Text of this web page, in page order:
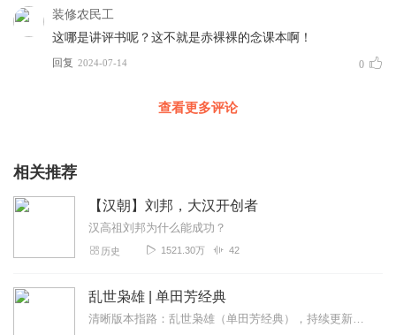
装修农民工
这哪是讲评书呢？这不就是赤裸裸的念课本啊！
回复 2024-07-14 0
查看更多评论
相关推荐
【汉朝】刘邦，大汉开创者
汉高祖刘邦为什么能成功？
历史 1521.30万 42
乱世枭雄 | 单田芳经典
清晰版本指路：乱世枭雄（单田芳经典），持续更新中《乱世枭雄》讲的是东北王张作霖和其子少帅张学良的传奇故事，是著名评书艺术家单田芳先生根据大量的历史材料和广为流传...